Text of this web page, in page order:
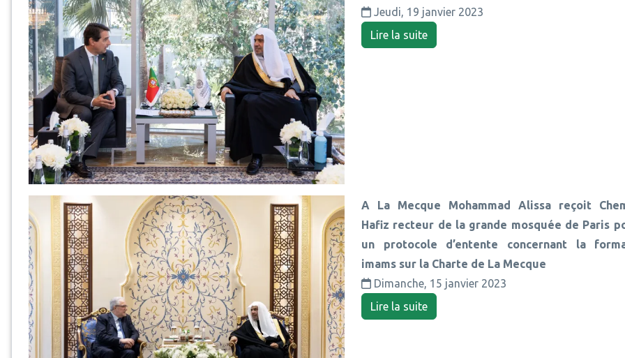
Jeudi, 19 janvier 2023
Lire la suite
A La Mecque Mohammad Alissa reçoit
Hafiz recteur de la grande mosquée de Paris
un protocole d’entente concernant la
imams sur la Charte de La Mecque
Dimanche, 15 janvier 2023
Lire la suite